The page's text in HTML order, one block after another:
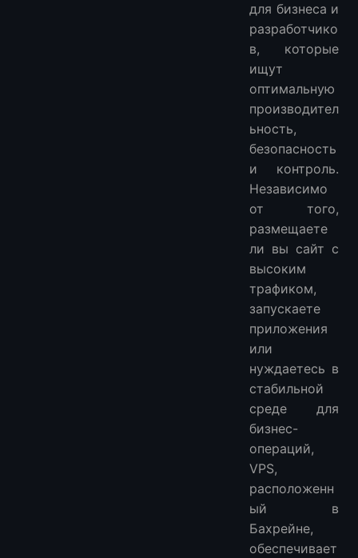
Итог: Лучший VPS в Бахрейне 2026
VPS в Азии:
VPS в Европе:
VPS в Африке:
для бизнеса и
разработчико
в, которые
ищут
оптимальную
производител
ьность,
безопасность
и контроль.
Независимо
от того,
размещаете
ли вы сайт с
высоким
трафиком,
запускаете
приложения
или
нуждаетесь в
стабильной
среде для
бизнес-
операций,
VPS,
расположенн
ый в
Бахрейне,
обеспечивает